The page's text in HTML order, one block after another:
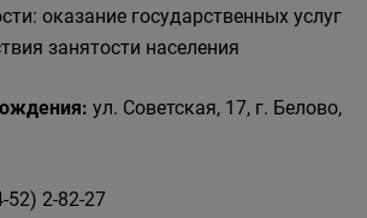
оказание государственных услуг
занятости населения
ул. Советская, 17, г. Белово,
52) 2-82-27